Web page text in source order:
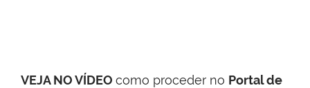
VEJA NO VÍDEO como proceder no Portal de